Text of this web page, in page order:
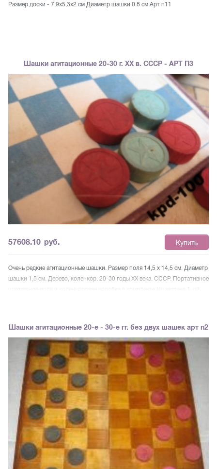
Размер доски - 7,9х5,3х2 см Диаметр шашки 0.8 см Арт п11
Шашки агитационные 20-30 г. ХХ в. СССР - АРТ П3
57608.10 руб. Купить
Очень редкие агитационные шашки. Размер поля 14,5 х 14,5 см. Диаметр
шашки 1,5 см. Дерево, коленкор. 20-30 годы ХХ века. СССР. Портативное
шахматное поле и коленкоровая коробка в комплекте Не хватает 1-ой
новой власти следовало размещать повсюду. Даже спичечные коробки и
тарелки должны были рассказывать народу о свершениях революции.
Утилитарно-декоративные предметы должны были сопровождаться
революционными лозунгами.
Фото1 Фото2 Фото4
Шашки агитационные 20-е - 30-е гг. без двух шашек арт п2